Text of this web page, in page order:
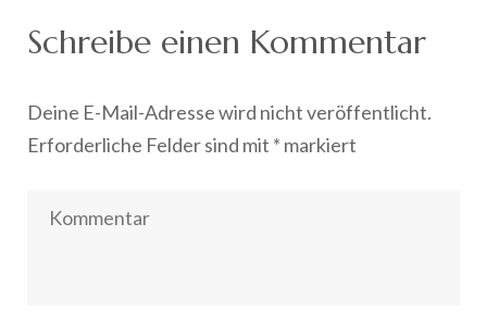
Schreibe einen Kommentar
Deine E-Mail-Adresse wird nicht veröffentlicht.
Erforderliche Felder sind mit * markiert